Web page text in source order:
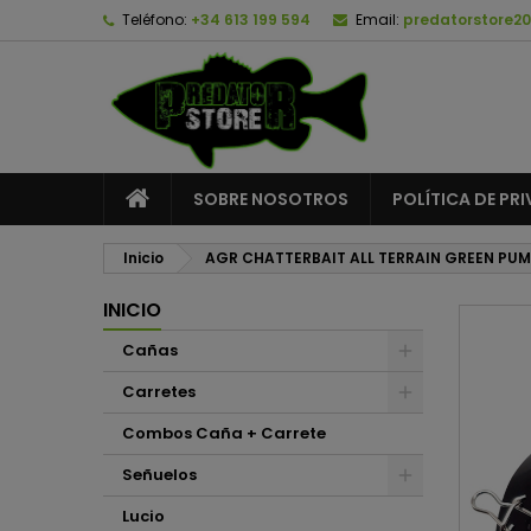
Teléfono: +34 613 199 594 Email:
SOBRE NOSOTROS POLÍTICA DE
Inicio AGR CHATTERBAIT ALL TERRAIN GREEN
INICIO
Cañas
Carretes
Combos Caña + Carrete
Señuelos
Lucio